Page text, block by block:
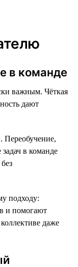
в команде
важным. Чёткая
дают
Переобучение,
в команде
подходу:
и помогают
даже